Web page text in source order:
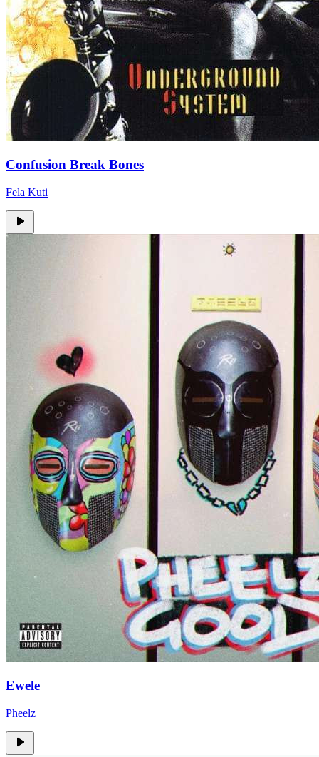
Confusion Break Bones
Fela Kuti
Ewele
Pheelz